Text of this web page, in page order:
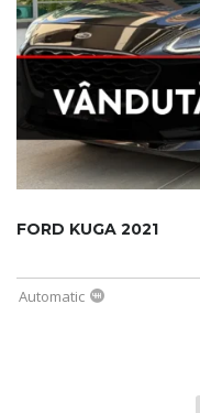
FORD KUGA 2021
Automatic